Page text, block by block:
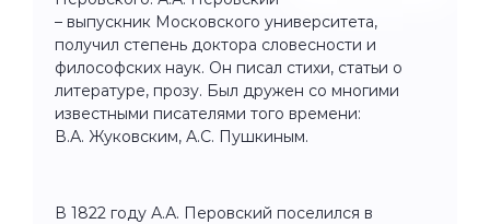
– выпускник Московского университета,
получил степень доктора словесности и
философских наук. Он писал стихи, статьи о
литературе, прозу. Был дружен со многими
известными писателями того времени:
В.А. Жуковским, А.С. Пушкиным.
В 1822 году А.А. Перовский поселился в